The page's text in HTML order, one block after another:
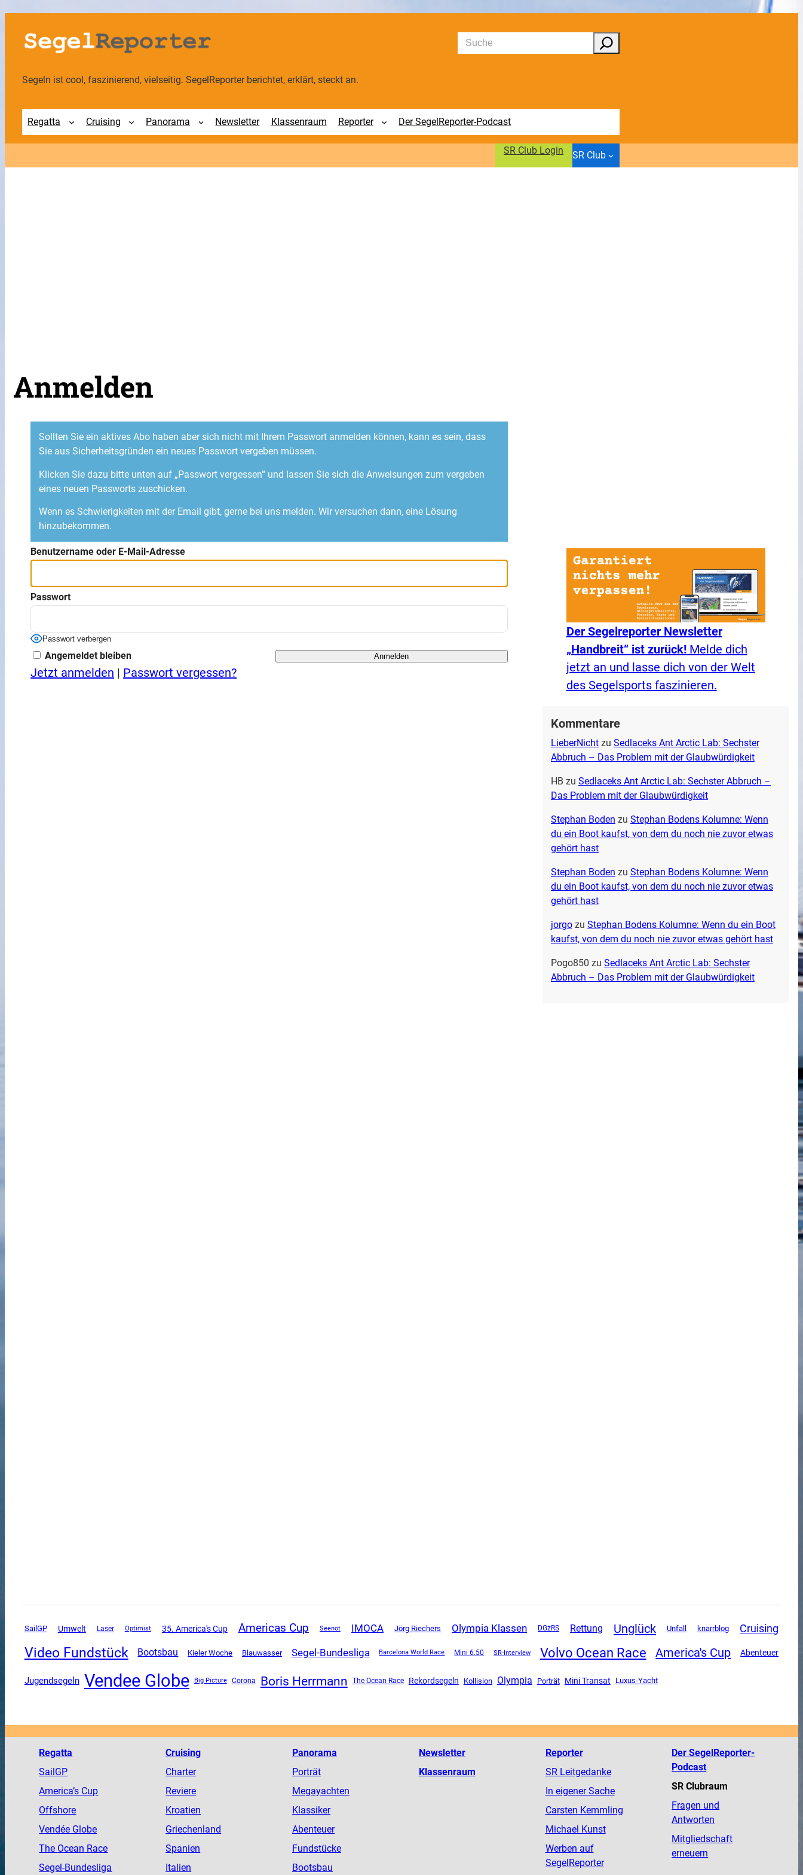
Suchen
Segeln ist cool, faszinierend, vielseitig. SegelReporter berichtet, erklärt, steckt an.
Regatta Cruising Panorama Newsletter Klassenraum Reporter Der SegelReporter-Podcast
SR Club Login SR Club
Anmelden
Sollten Sie ein aktives Abo haben aber sich nicht mit Ihrem Passwort anmelden können, kann es sein, dass
Sie aus Sicherheitsgründen ein neues Passwort vergeben müssen.
Klicken Sie dazu bitte unten auf „Passwort vergessen“ und lassen Sie sich die Anweisungen zum vergeben
eines neuen Passworts zuschicken.
Wenn es Schwierigkeiten mit der Email gibt, gerne bei uns melden. Wir versuchen dann, eine Lösung
hinzubekommen.
Benutzername oder E-Mail-Adresse
Passwort
Passwort verbergen
Angemeldet bleiben
Jetzt anmelden | Passwort vergessen?
Der Segelreporter Newsletter
„Handbreit“ ist zurück!Melde dich
jetzt an und lasse dich von der Welt
des Segelsports faszinieren.
Kommentare
LieberNichtzu Sedlaceks Ant Arctic Lab: Sechster
Abbruch – Das Problem mit der Glaubwürdigkeit
HB zu Sedlaceks Ant Arctic Lab: Sechster Abbruch –
Das Problem mit der Glaubwürdigkeit
Stephan Boden zu Stephan Bodens Kolumne: Wenn
du ein Boot kaufst, von dem du noch nie zuvor etwas
gehört hast
Stephan Boden zu Stephan Bodens Kolumne: Wenn
du ein Boot kaufst, von dem du noch nie zuvor etwas
gehört hast
jorgozu Stephan Bodens Kolumne: Wenn du ein Boot
kaufst, von dem du noch nie zuvor etwas gehört hast
Pogo850 zu Sedlaceks Ant Arctic Lab: Sechster
Abbruch – Das Problem mit der Glaubwürdigkeit
SailGP Umwelt Laser Optimist 35. America's Cup Americas Cup Seenot IMOCA Jörg Riechers Olympia Klassen DGzRS Rettung Unglück Unfall knarrblog Cruising
Video Fundstück Bootsbau Kieler Woche Blauwasser Segel-Bundesliga Barcelona World Race Mini 6.50 SR-Interview Volvo Ocean Race America's Cup Abenteuer
Jugendsegeln Vendee Globe Big Picture Corona Boris Herrmann The Ocean Race Rekordsegeln Kollision Olympia Porträt Mini Transat Luxus-Yacht
Regatta
SailGP
America’s Cup
Offshore
Vendée Globe
The Ocean Race
Segel-Bundesliga
Cruising
Charter
Reviere
Kroatien
Griechenland
Spanien
Italien
Panorama
Porträt
Megayachten
Klassiker
Abenteuer
Fundstücke
Bootsbau
Newsletter
Klassenraum
Reporter
SR Leitgedanke
In eigener Sache
Carsten Kemmling
Michael Kunst
Werben auf
SegelReporter
Der SegelReporter-
Podcast
SR Clubraum
Fragen und
Antworten
Mitgliedschaft
erneuern